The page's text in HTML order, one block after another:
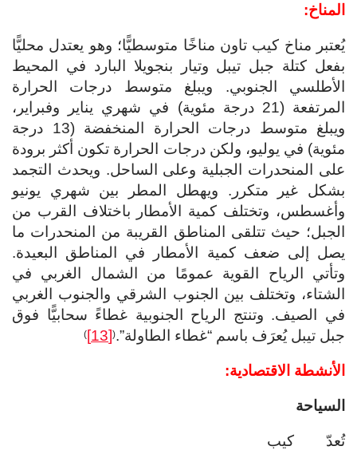
المناخ:
يُعتبر مناخ كيب تاون مناخًا متوسطيًّا؛ وهو يعتدل محليًّا
بفعل كتلة جبل تيبل وتيار بنجويلا البارد في المحيط
الأطلسي الجنوبي. ويبلغ متوسط درجات الحرارة
المرتفعة (21 درجة مئوية) في شهري يناير وفبراير،
ويبلغ متوسط درجات الحرارة المنخفضة (13 درجة
مئوية) في يوليو، ولكن درجات الحرارة تكون أكثر برودة
على المنحدرات الجبلية وعلى الساحل. ويحدث التجمد
بشكل غير متكرر. ويهطل المطر بين شهري يونيو
وأغسطس، وتختلف كمية الأمطار باختلاف القرب من
الجبل؛ حيث تتلقى المناطق القريبة من المنحدرات ما
يصل إلى ضعف كمية الأمطار في المناطق البعيدة.
وتأتي الرياح القوية عمومًا من الشمال الغربي في
الشتاء، وتختلف بين الجنوب الشرقي والجنوب الغربي
في الصيف. وتنتج الرياح الجنوبية غطاءً سحابيًّا فوق
جبل تيبل يُعرَف باسم “غطاء الطاولة”.(
[13]
)
الأنشطة الاقتصادية:
السياحة
تُعدّ كيب